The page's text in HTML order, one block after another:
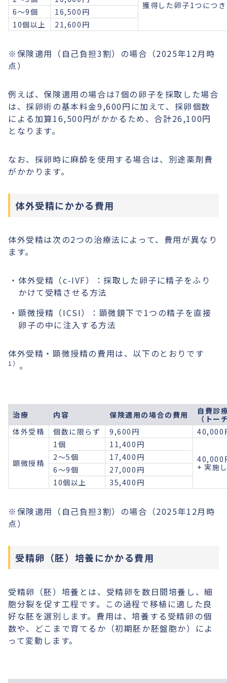
獲得した卵子1つにつ
6〜9個
16,500円
10個以上
21,600円
※保険適用（自己負担3割）の場合（2025年12月時
点）
例えば、保険適用の場合は7個の卵子を採取した場合
は、採卵術の基本料金9,600円に加えて、採卵個数
による加算16,500円がかかるため、合計26,100円
となります。
なお、採卵時に麻酔を使用する場合は、別途薬剤費
がかかります。
体外受精にかかる費用
体外受精は次の2つの治療法によって、費用が異なり
ます。
体外受精（c-IVF）：採取した卵子に精子をふり
かけて受精させる方法
顕微授精（ICSI）：顕微鏡下で1つの精子を直接
卵子の中に注入する方法
体外受精・顕微授精の費用は、以下のとおりです
1） 。
治療 内容 保険適用の場合の費用
自費診
（トー
体外受精
個数に限らず 9,600円 40,000
顕微授精
1個
11,400円
40,000
+ 実施
2〜5個
17,400円
6〜9個
27,000円
10個以上
35,400円
※保険適用（自己負担3割）の場合（2025年12月時
点）
受精卵（胚）培養にかかる費用
受精卵（胚）培養とは、受精卵を数日間培養し、細
胞分裂を促す工程です。この過程で移植に適した良
好な胚を選別します。費用は、培養する受精卵の個
数や、どこまで育てるか（初期胚か胚盤胞か）によ
って変動します。